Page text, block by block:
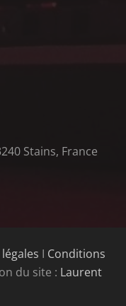
Stains, France
Ι Conditions
du site : Laurent